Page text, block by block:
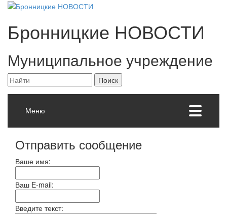
Бронницкие НОВОСТИ
Муниципальное учреждение
Меню
Отправить сообщение
Ваше имя:
Ваш E-mail:
Введите текст: